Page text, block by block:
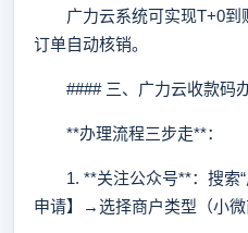
广力云系统可实现T+0到
订单自动核销。
#### 三、广力云收款码
**办理流程三步走**：
1. **关注公众号**：搜索“
申请】→选择商户类型（小微